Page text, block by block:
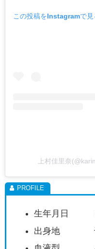
この投稿をInstagramで見
上村佳里奈
生年月日
出身地 千